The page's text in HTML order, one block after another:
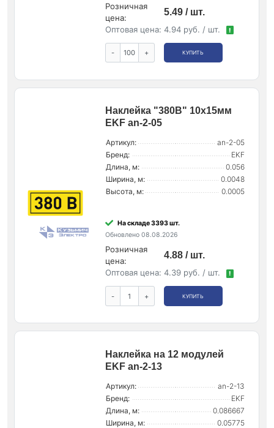
Розничная
цена:
5.49 / шт.
Оптовая цена: 4.94 руб. / шт. !
- + КУПИТЬ
Наклейка "380В" 10х15мм
EKF an-2-05
Артикул:
an-2-05
Бренд:
EKF
Длина, м:
0.056
Ширина, м:
0.0048
Высота, м:
0.0005
На складе 3393 шт.
Обновлено 08.08.2026
Розничная
цена:
4.88 / шт.
Оптовая цена: 4.39 руб. / шт. !
- + КУПИТЬ
Наклейка на 12 модулей
EKF an-2-13
Артикул:
an-2-13
Бренд:
EKF
Длина, м:
0.086667
Ширина, м:
0.05775